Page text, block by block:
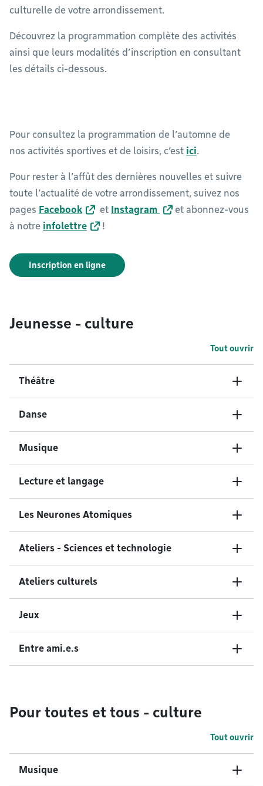
culturelle de votre arrondissement.
Découvrez la programmation complète des activités
ainsi que leurs modalités d’inscription en consultant
les détails ci-dessous.
Pour consultez la programmation de l’automne de
nos activités sportives et de loisirs, c’est ici.
Pour rester à l’affût des dernières nouvelles et suivre
toute l’actualité de votre arrondissement, suivez nos
pages Facebook et Instagram
et abonnez-vous
à notre infolettre !
Inscription en ligne
Jeunesse - culture
Tout ouvrir
Théâtre
Danse
Musique
Lecture et langage
Les Neurones Atomiques
Ateliers - Sciences et technologie
Ateliers culturels
Jeux
Entre ami.e.s
Pour toutes et tous - culture
Tout ouvrir
Musique